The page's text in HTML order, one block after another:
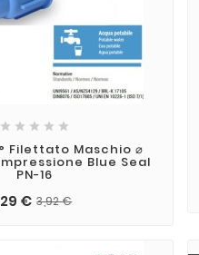
    
Filettato Maschio ⌀
Blue Seal
PN-16
€ 3,92 €